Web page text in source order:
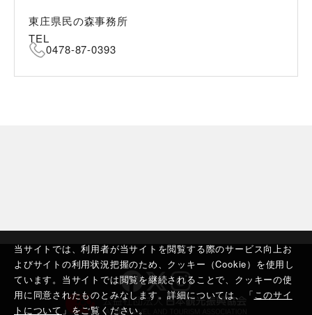
当サイトでは、利用者が当サイトを閲覧する際のサービス向上お
よびサイトの利用状況把握のため、クッキー（Cookie）を使用し
ています。当サイトでは閲覧を継続されることで、クッキーの使
用に同意されたものとみなします。詳細については、「このサイ
トについて 」をご覧ください。
東庄県民の森事務所
TEL
0478-87-0393